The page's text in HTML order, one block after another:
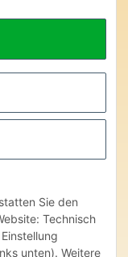
Sie den
Technisch
unten). Weitere
Bereich
Wir weisen
Aussagen bzgl.
Vertragspartner
anerkannt oder
Angaben
und langjähriger